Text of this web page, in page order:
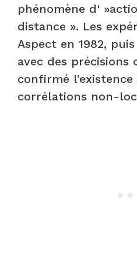
phénomène d'
distance ». Les
Aspect en 1982,
avec des précisions
confirmé
corrélations non-